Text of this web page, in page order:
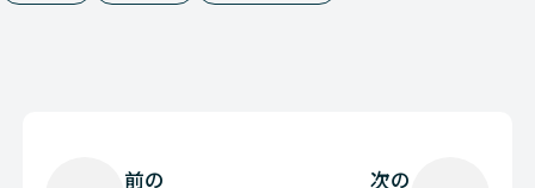
前の
次の